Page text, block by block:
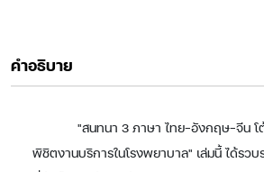
คำอธิบาย
"สนทนา 3 ภาษา ไทย-อังกฤษ-จีน โ
พิชิตงานบริการในโรงพยาบาล" เล่มนี้ ได้รว